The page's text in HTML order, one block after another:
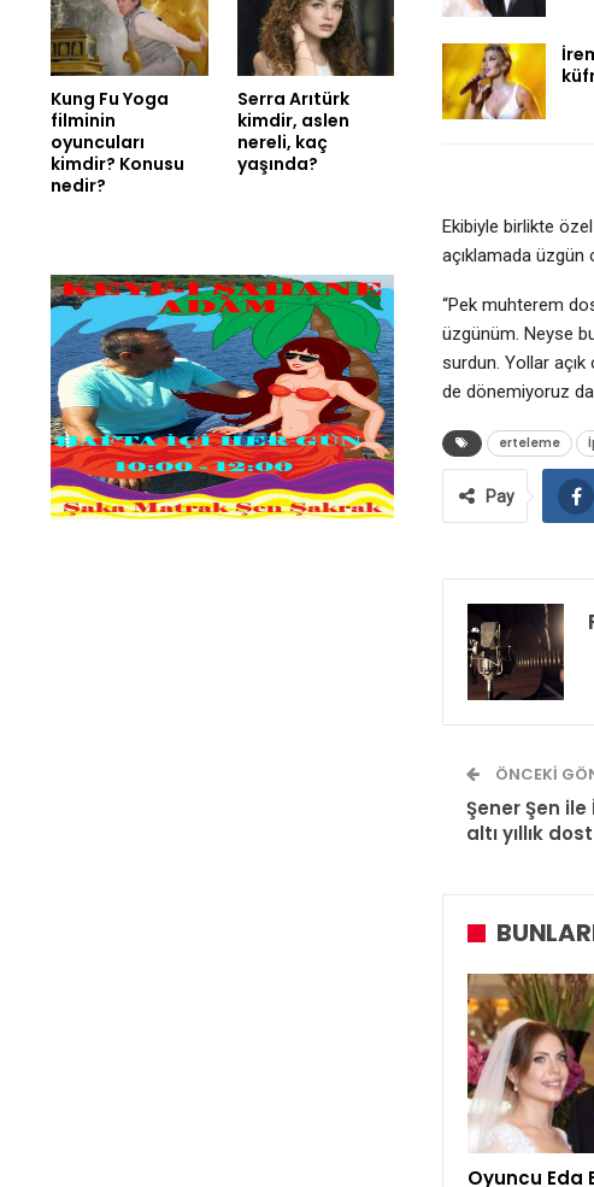
Ekibiyle birlikte özel
açıklamada üzgün
“Pek muhterem
üzgünüm. Neyse
surdun. Yollar
de dönemiyoruz
erteleme
Pay
ÖNCEKI
Şener Şen ile
altı yıllık
Oyuncu Eda
Kung Fu Yoga
filminin
oyuncuları
kimdir? Konusu
nedir?
Serra Arıtürk
kimdir, aslen
nereli, kaç
yaşında?